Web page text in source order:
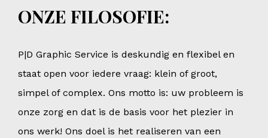
ONZE FILOSOFIE:
P|D Graphic Service is deskundig en flexibel en
staat open voor iedere vraag: klein of groot,
simpel of complex. Ons motto is: uw probleem is
onze zorg en dat is de basis voor het plezier in
ons werk! Ons doel is het realiseren van een